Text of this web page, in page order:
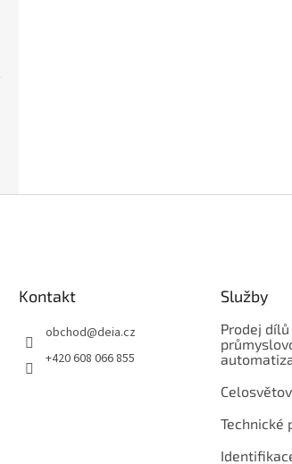
Kontakt
obchod@deia.cz
+420 608 066 855
Služby
Prodej
Technické